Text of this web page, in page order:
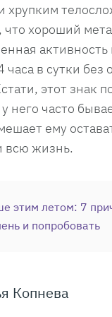
хрупким
что хороший
активность
в сутки без
этот знак
него часто
ему
всю жизнь.
этим летом: 7
и попробовать
Копнева